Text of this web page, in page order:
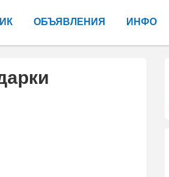
ОБЪЯВЛЕНИЯ ИНФО